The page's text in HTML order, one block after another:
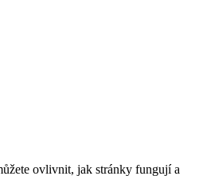
ovlivnit, jak stránky fungují a